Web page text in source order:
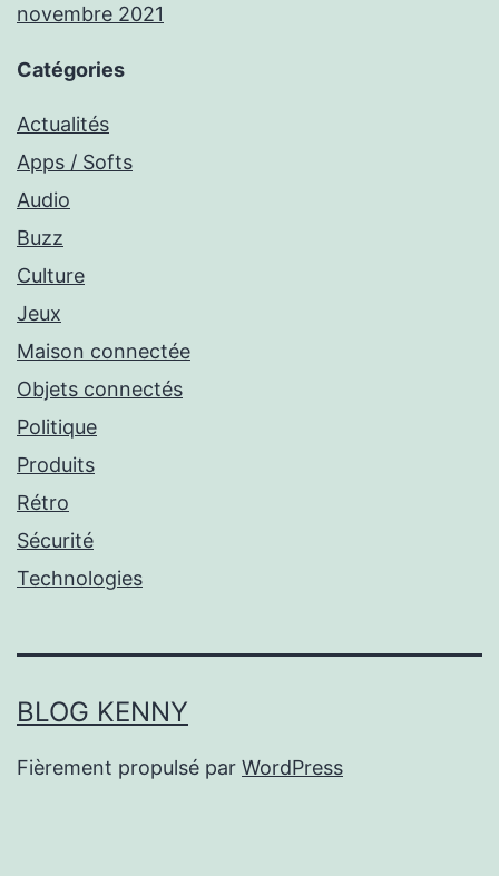
novembre 2021
Catégories
Actualités
Apps / Softs
Audio
Buzz
Culture
Jeux
Maison connectée
Objets connectés
Politique
Produits
Rétro
Sécurité
Technologies
BLOG KENNY
Fièrement propulsé par WordPress